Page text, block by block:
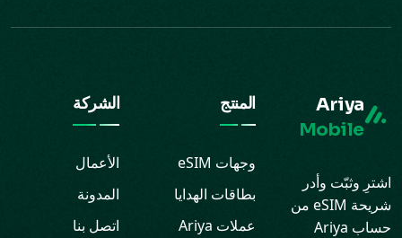
Ariya
Mobile
اشترِ وثبّت وأدر
شريحة eSIM من
حساب Ariya
المنتج
وجهات eSIM
بطاقات الهدايا
عملات Ariya
الشركة
الأعمال
المدونة
اتصل بنا